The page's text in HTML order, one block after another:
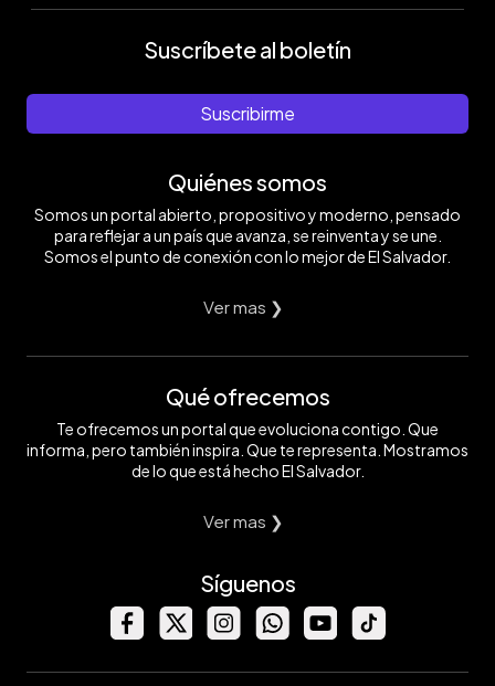
Suscríbete al boletín
Suscribirme
Quiénes somos
Somos un portal abierto, propositivo y moderno, pensado
para reflejar a un país que avanza, se reinventa y se une.
Somos el punto de conexión con lo mejor de El Salvador.
Ver mas ❯
Qué ofrecemos
Te ofrecemos un portal que evoluciona contigo. Que
informa, pero también inspira. Que te representa. Mostramos
de lo que está hecho El Salvador.
Ver mas ❯
Síguenos